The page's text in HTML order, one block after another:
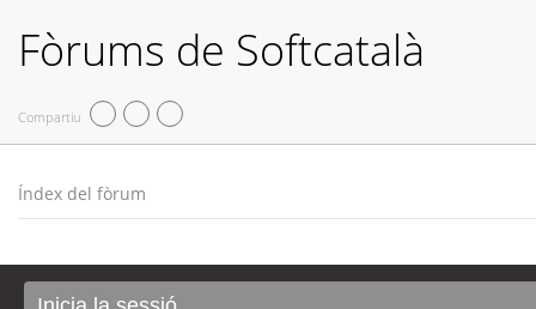
Fòrums de Softcatalà
Compartiu
Índex del fòrum